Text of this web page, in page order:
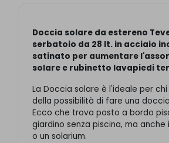
Doccia solare da estereno
serbatoio da 28 lt. in acciaio
satinato per aumentare
solare e rubinetto lavapiedi
La Doccia solare è l'ideale per
della possibilità di fare una
Ecco che trova posto a bordo
giardino senza piscina, ma anche
o un solarium.